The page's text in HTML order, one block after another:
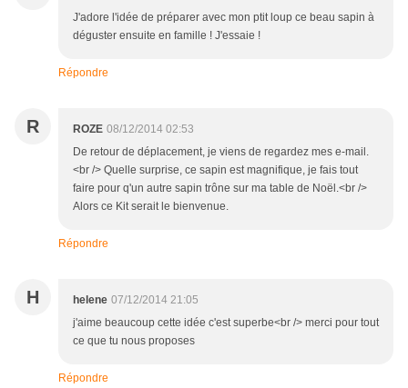
J'adore l'idée de préparer avec mon ptit loup ce beau sapin à
déguster ensuite en famille ! J'essaie !
Répondre
R ROZE 08/12/2014 02:53
De retour de déplacement, je viens de regardez mes e-mail.
<br /> Quelle surprise, ce sapin est magnifique, je fais tout
faire pour q'un autre sapin trône sur ma table de Noël.<br />
Alors ce Kit serait le bienvenue.
Répondre
H helene 07/12/2014 21:05
j'aime beaucoup cette idée c'est superbe<br /> merci pour tout
ce que tu nous proposes
Répondre